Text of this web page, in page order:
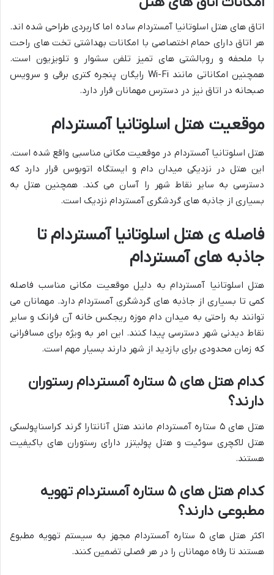
اتاق های هتل اسلوتانیا آمستردام ساده اما کاربردی طراحی شده اند.
هر اتاق دارای حمام اختصاصی با امکانات بهداشتی تخت های راحت
با ملحفه و روبالشتی های تمیز تلفن سشوار و تلویزیون است.
همچنین امکاناتی مانند Wi-Fi رایگان پنجره کتری برقی و سرویس
صبحانه در اتاق نیز در دسترس مهمانان قرار دارد.
موقعیت هتل اسلوتانیا آمستردام
هتل اسلوتانیا آمستردام در موقعیت مکانی مناسبی واقع شده است.
این هتل در نزدیکی میدان دام و ایستگاه اتوبوس قرار دارد که
دسترسی به سایر نقاط شهر را آسان می کند. همچنین هتل به
بسیاری از جاذبه های گردشگری آمستردام نزدیک است.
فاصله ی هتل اسلوتانیا آمستردام تا
جاذبه های آمستردام
هتل اسلوتانیا آمستردام به دلیل موقعیت مکانی مناسب فاصله
کمی تا بسیاری از جاذبه های گردشگری آمستردام دارد. مهمانان می
توانند به راحتی به میدان دام موزه ریجکس خانه آن فرانک و سایر
نقاط دیدنی شهر دسترسی پیدا کنند. این امر به ویژه برای مسافرانی
که زمان محدودی برای بازدید از شهر دارند بسیار مهم است.
کدام هتل های ۵ ستاره آمستردام رستوران
دارند؟
هتل های ۵ ستاره آمستردام مانند هتل آنانتارا گرند کراسناپولسکی
هتل لاکچری سوئیت و هتل پولیتزر دارای رستوران های باکیفیت
هستند.
کدام هتل های ۵ ستاره آمستردام تهویه
مطبوعی دارند؟
اکثر هتل های ۵ ستاره آمستردام مجهز به سیستم تهویه مطبوع
هستند تا رفاه مهمانان را در هر فصلی تضمین کنند.